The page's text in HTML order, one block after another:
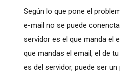
Según lo que pone el
e-mail no se puede
servidor es el que manda el
que mandas el email, el de
es del servidor, puede ser